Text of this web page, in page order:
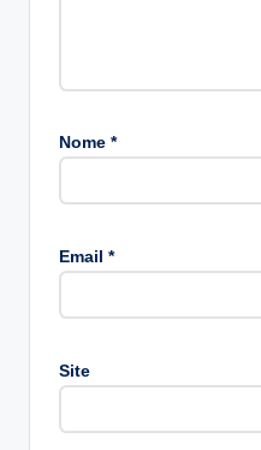
Nome *
Email *
Site
e
ti
e